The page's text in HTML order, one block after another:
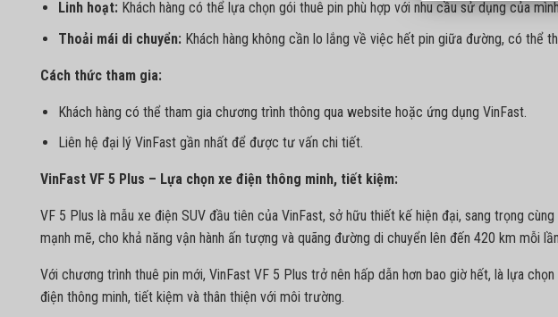
Linh hoạt: Khách hàng có thể lựa chọn gói thuê pin phù hợp với nhu cầu sử dụng của
Thoải mái di chuyển: Khách hàng không cần lo lắng về việc hết pin giữa đường, có thể
Cách thức tham gia:
Khách hàng có thể tham gia chương trình thông qua website hoặc ứng dụng VinFast.
Liên hệ đại lý VinFast gần nhất để được tư vấn chi tiết.
VinFast VF 5 Plus – Lựa chọn xe điện thông minh, tiết kiệm:
VF 5 Plus là mẫu xe điện SUV đầu tiên của VinFast, sở hữu thiết kế hiện đại, sang trọng
mạnh mẽ, cho khả năng vận hành ấn tượng và quãng đường di chuyển lên đến 420 km mỗi
Với chương trình thuê pin mới, VinFast VF 5 Plus trở nên hấp dẫn hơn bao giờ hết, là lựa
điện thông minh, tiết kiệm và thân thiện với môi trường.